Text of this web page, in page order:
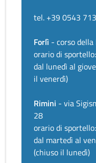
tel. +39 0543
Forlì - corso della
orario di sportello:
dal lunedì al
il venerdì)
Rimini - via
28
orario di sportello:
dal martedì al
(chiuso il lunedì)